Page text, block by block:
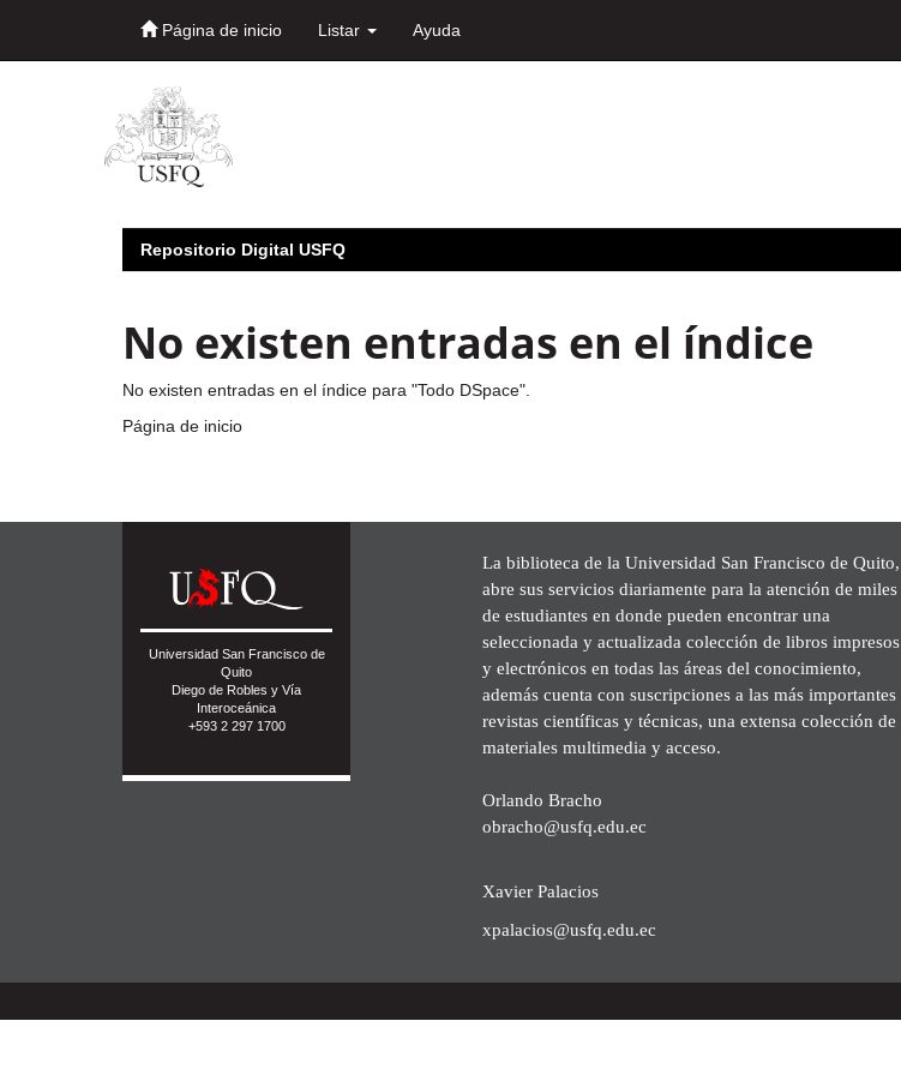
Página de inicio Listar Ayuda
Repositorio Digital USFQ
No existen entradas en el índice
No existen entradas en el índice para "Todo DSpace".
Página de inicio
Universidad San Francisco de
Quito
Diego de Robles y Vía
Interoceánica
+593 2 297 1700
La biblioteca de la Universidad San Francisco de Quito,
abre sus servicios diariamente para la atención de miles
de estudiantes en donde pueden encontrar una
seleccionada y actualizada colección de libros impresos
y electrónicos en todas las áreas del conocimiento,
además cuenta con suscripciones a las más importantes
revistas científicas y técnicas, una extensa colección de
materiales multimedia y acceso.
Orlando Bracho
obracho@usfq.edu.ec
Xavier Palacios
xpalacios@usfq.edu.ec